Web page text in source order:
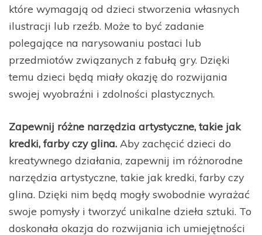
które wymagają od dzieci stworzenia własnych
ilustracji lub rzeźb. Może to być zadanie
polegające na narysowaniu postaci lub
przedmiotów związanych z fabułą gry. Dzięki
temu dzieci będą miały okazję do rozwijania
swojej wyobraźni i zdolności plastycznych.
Zapewnij różne narzędzia artystyczne, takie jak
kredki, farby czy glina. Aby zachęcić dzieci do
kreatywnego działania, zapewnij im różnorodne
narzędzia artystyczne, takie jak kredki, farby czy
glina. Dzięki nim będą mogły swobodnie wyrażać
swoje pomysły i tworzyć unikalne dzieła sztuki. To
doskonała okazja do rozwijania ich umiejętności